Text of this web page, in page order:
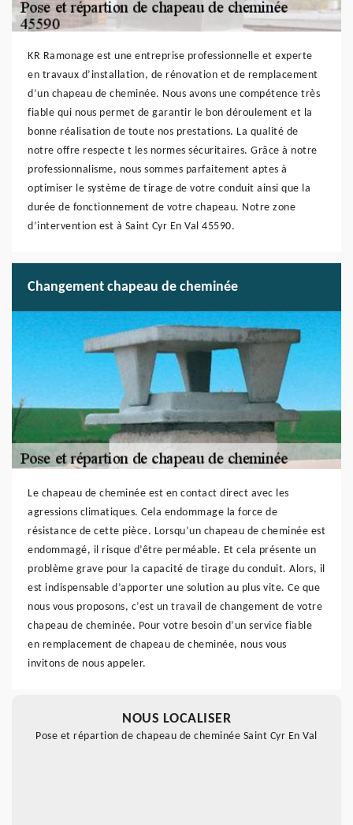
KR Ramonage est une entreprise professionnelle et experte
en travaux d’installation, de rénovation et de remplacement
d’un chapeau de cheminée. Nous avons une compétence très
fiable qui nous permet de garantir le bon déroulement et la
bonne réalisation de toute nos prestations. La qualité de
notre offre respecte t les normes sécuritaires. Grâce à notre
professionnalisme, nous sommes parfaitement aptes à
optimiser le système de tirage de votre conduit ainsi que la
durée de fonctionnement de votre chapeau. Notre zone
d’intervention est à Saint Cyr En Val 45590.
Changement chapeau de cheminée
Le chapeau de cheminée est en contact direct avec les
agressions climatiques. Cela endommage la force de
résistance de cette pièce. Lorsqu’un chapeau de cheminée est
endommagé, il risque d’être perméable. Et cela présente un
problème grave pour la capacité de tirage du conduit. Alors, il
est indispensable d’apporter une solution au plus vite. Ce que
nous vous proposons, c’est un travail de changement de votre
chapeau de cheminée. Pour votre besoin d’un service fiable
en remplacement de chapeau de cheminée, nous vous
invitons de nous appeler.
NOUS LOCALISER
Pose et répartion de chapeau de cheminée Saint Cyr En Val